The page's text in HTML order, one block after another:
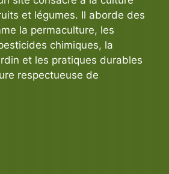
et légumes. Il aborde des
la permaculture, les
chimiques, la
et les pratiques durables
respectueuse de